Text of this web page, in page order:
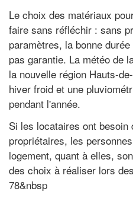
Le choix des matériaux
faire sans réfléchir : sans
paramètres, la bonne
pas garantie. La météo de
la nouvelle région Hauts-
hiver froid et une
pendant l'année.
Si les locataires ont besoin
propriétaires, les
logement, quant à elles,
des choix à réaliser lors
78&nbsp